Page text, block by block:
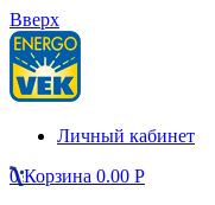
Вверх
Личный кабинет
0 Корзина 0.00 Р